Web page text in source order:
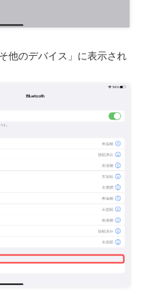
他のデバイス」に表示され